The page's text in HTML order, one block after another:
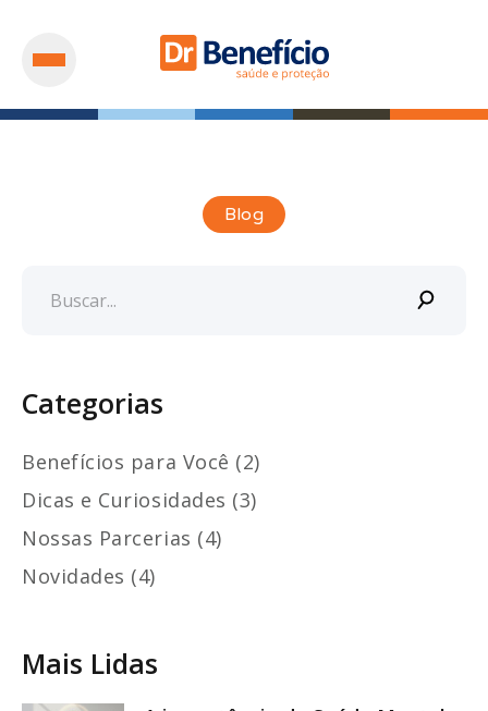
Blog
Categorias
Benefícios para Você (2)
Dicas e Curiosidades (3)
Nossas Parcerias (4)
Novidades (4)
Mais Lidas